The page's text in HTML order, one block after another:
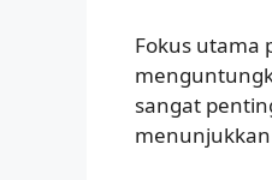
Fokus utama
sangat